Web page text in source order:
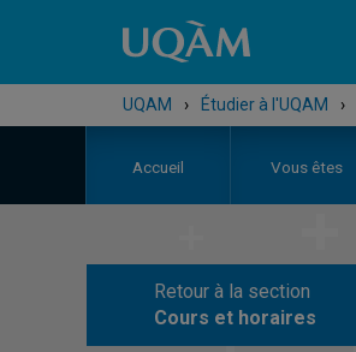
UQAM › Étudier à l'UQAM ›
Accueil Vous êtes
Retour à la section
Cours et horaires